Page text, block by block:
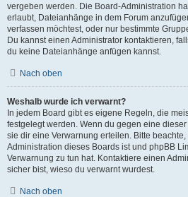
vergeben werden. Die Board-Administration
erlaubt, Dateianhänge in dem Forum
verfassen möchtest, oder nur bestimmte
Du kannst einen Administrator kontaktieren,
du keine Dateianhänge anfügen kannst.
Nach oben
Weshalb wurde ich verwarnt?
In jedem Board gibt es eigene Regeln, die
festgelegt werden. Wenn du gegen eine
sie dir eine Verwarnung erteilen. Bitte
Administration dieses Boards ist und phpBB
Verwarnung zu tun hat. Kontaktiere einen
sicher bist, wieso du verwarnt wurdest.
Nach oben